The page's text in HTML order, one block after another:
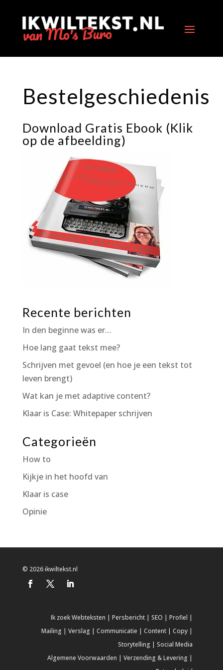
Bestelgeschiedenis
Download Gratis Ebook (Klik
op de afbeelding)
Recente berichten
In den beginne was er…
Hoe lang gaat tekst mee?
Schrijven met gevoel (en hoe je een tekst tot
leven brengt)
Wat kan je met adaptive content?
Klaar is Case: Whitepaper schrijven
Categorieën
How to
Kijkje in het hoofd van
Klaar is case
Opinie
© 2026 ikwiltekst.nl
Ik zoekWebteksten |Persbericht |SEO |Profiel |
Mailing |Verslag |Communicatie |Content |Copy |
Storytelling |Social Media
Algemene Voorwaarden |Verzending & Levering |